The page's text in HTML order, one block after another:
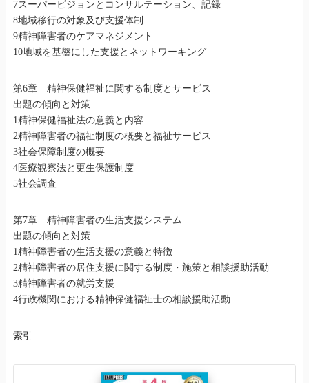
7スーパービジョンとコンサルテーション、記録
8地域移行の対象及び支援体制
9精神障害者のケアマネジメント
10地域を基盤にした支援とネットワーキング
第6章 精神保健福祉に関する制度とサービス
出題の傾向と対策
1精神保健福祉法の意義と内容
2精神障害者の福祉制度の概要と福祉サービス
3社会保障制度の概要
4医療観察法と更生保護制度
5社会調査
第7章 精神障害者の生活支援システム
出題の傾向と対策
1精神障害者の生活支援の意義と特徴
2精神障害者の居住支援に関する制度・施策と相談援助活動
3精神障害者の就労支援
4行政機関における精神保健福祉士の相談援助活動
索引